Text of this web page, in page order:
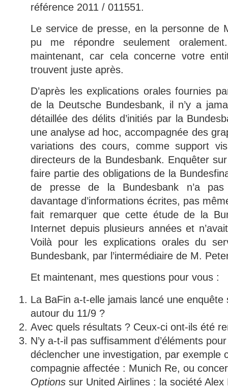
référence 2011 / 011551.
Le service de presse, en la personne de
pu me répondre seulement
maintenant, car cela concerne votre
trouvent juste après.
D’après les explications orales fournies
de la Deutsche Bundesbank, il n’y a
détaillée des délits d’initiés par la
une analyse ad hoc, accompagnée des
variations des cours, comme support
directeurs de la Bundesbank. Enquêter
faire partie des obligations de la
de presse de la Bundesbank n’a
davantage d’informations écrites, pas
fait remarquer que cette étude de la
Internet depuis plusieurs années et
Voilà pour les explications orales du
Bundesbank, par l’intermédiaire de M.
Et maintenant, mes questions pour vous :
La BaFin a-t-elle jamais lancé une enquête
autour du 11/9 ?
Avec quels résultats ? Ceux-ci ont-ils été
N’y a-t-il pas suffisamment d’éléments
déclencher une investigation, par exemple
compagnie affectée : Munich Re, ou
Options sur United Airlines : la société